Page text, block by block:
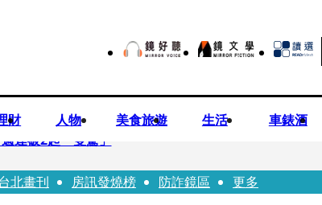
財 人物 美食旅遊 生活 車錶酒
連破2起「雙駕」
友」 邱以太、林亭莉熱血狂奔殺青淚崩
北畫刊 房訊發燒榜 防詐鏡區 更多